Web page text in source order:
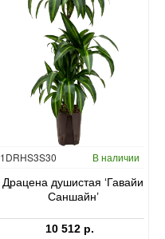
Гидропоника
1DRHS3S30 В наличии
Драцена душистая ‘Гавайи
Саншайн’
10 512 р.